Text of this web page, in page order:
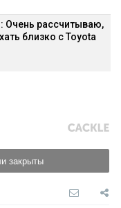
Очень рассчитываю,
близко с Toyota
закрыты